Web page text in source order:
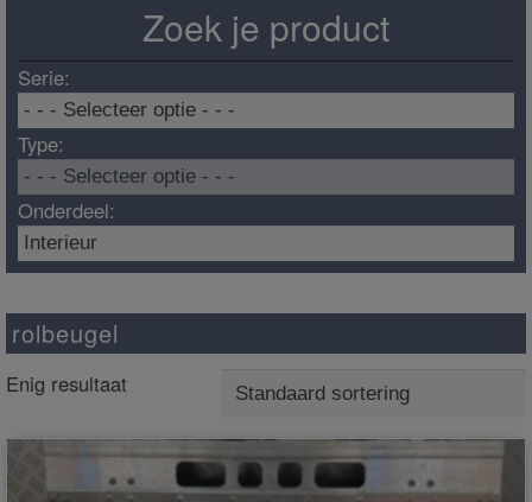
Zoek je product
Serie:
Type:
Onderdeel:
rolbeugel
Enig resultaat